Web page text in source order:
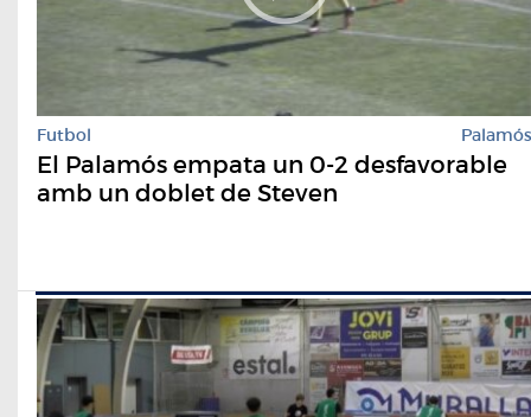
Futbol Palamós
El Palamós empata un 0-2 desfavorable
amb un doblet de Steven